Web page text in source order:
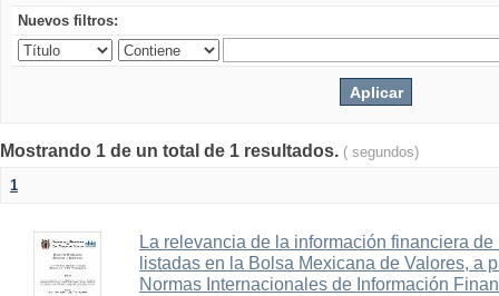
Nuevos filtros:
Mostrando 1 de un total de 1 resultados. ( segundos)
1
La relevancia de la información financiera
listadas en la Bolsa Mexicana de Valores, a
Normas Internacionales de Información